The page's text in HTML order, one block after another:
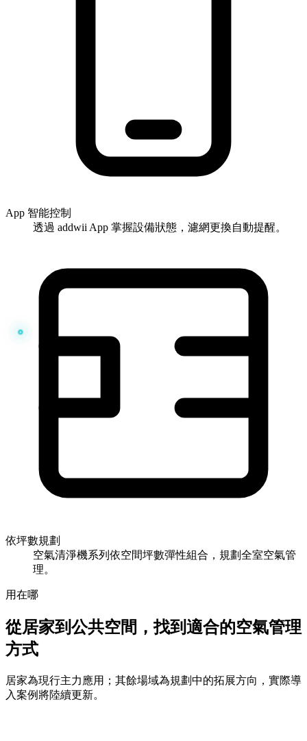
App 智能控制
透過 addwii App 掌握設備狀態，濾網更換自動提醒。
依坪數規劃
空氣清淨機系列依空間坪數彈性組合，規劃全室空氣管
理。
用在哪
從居家到公共空間，找到適合的空氣管理
方式
居家為現行主力應用；其餘場域為規劃中的拓展方向，實際導
入案例將陸續更新。